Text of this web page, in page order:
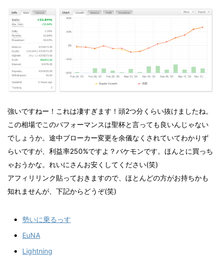
強いですねー！これは凄すぎます！頭2つ分くらい抜けましたね。
この相場でこのパフォーマンスは聖杯と言っても良いんじゃない
でしょうか。途中ブローカー変更を余儀なくされていてわかりず
らいですが、利益率250%ですよ？バケモンです。ほんとに買っち
ゃおうかな。れいにさんお安くしてください(笑)
アフィリリンク貼っておきますので、ほとんどの方がお持ちかも
知れませんが、下記からどうぞ(笑)
勢いに乗るっす
EuNA
Lightning